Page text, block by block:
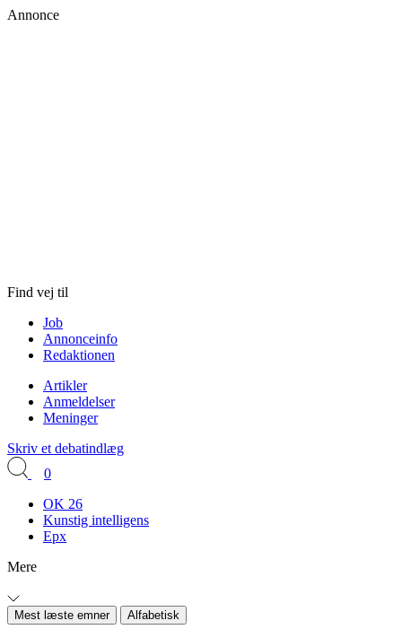
Annonce
Find vej til
Job
Annonceinfo
Redaktionen
Artikler
Anmeldelser
Meninger
Skriv et debatindlæg
0
OK 26
Kunstig intelligens
Epx
Mere
Mest læste emner Alfabetisk